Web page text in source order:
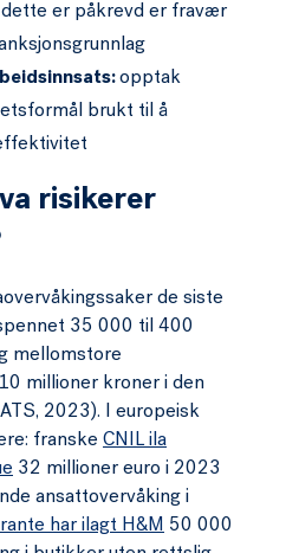
er påkrevd er fravær
opptak
brukt til å
risikerer
de siste
35 000 til 400
mellomstore
millioner kroner i den
2023). I europeisk
franske CNIL ila
32 millioner euro i 2023
ansattovervåking i
har ilagt H&M 50 000